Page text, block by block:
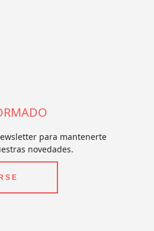
para mantenerte
novedades.